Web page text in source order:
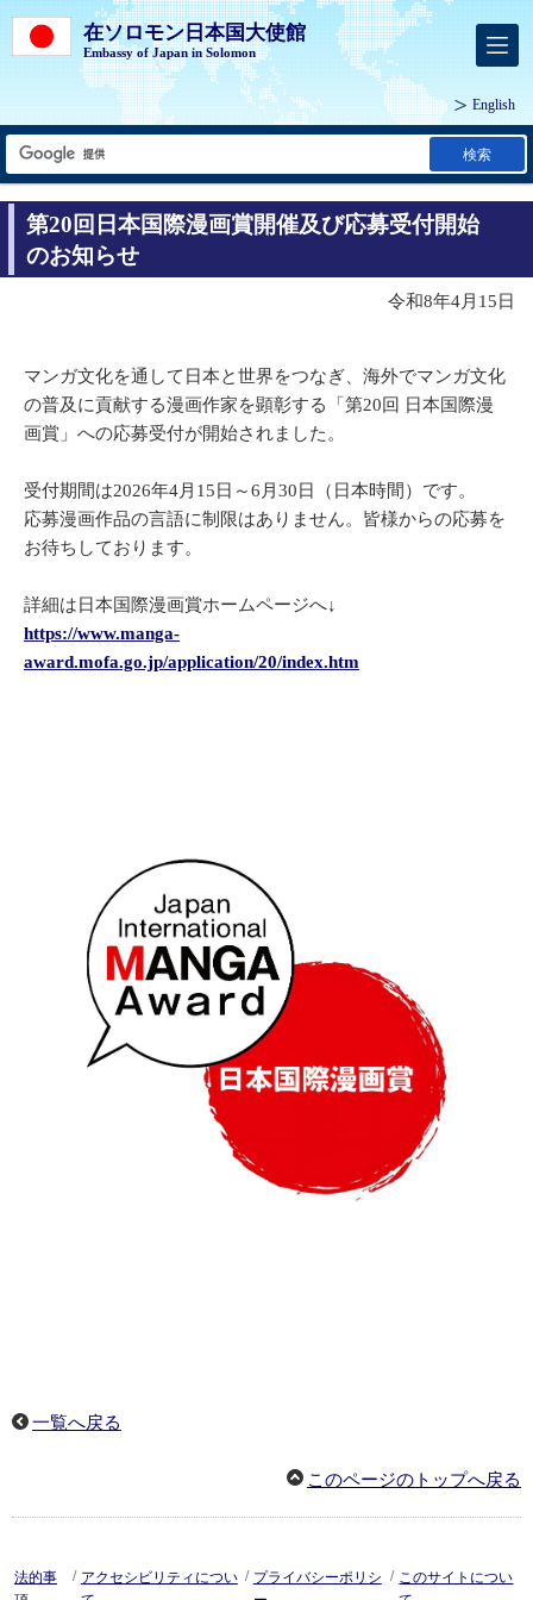
在ソロモン日本国大使館
Embassy of Japan in Solomon
English
検索
第20回日本国際漫画賞開催及び応募受付開始
のお知らせ
令和8年4月15日
マンガ文化を通して日本と世界をつなぎ、海外でマンガ文化
の普及に貢献する漫画作家を顕彰する「第20回 日本国際漫
画賞」への応募受付が開始されました。
受付期間は2026年4月15日～6月30日（日本時間）です。
応募漫画作品の言語に制限はありません。皆様からの応募を
お待ちしております。
詳細は日本国際漫画賞ホームページへ↓
https://www.manga-
award.mofa.go.jp/application/20/index.htm
一覧へ戻る
このページのトップへ戻る
法的事
/ アクセシビリティについ / プライバシーポリシ
/ このサイトについ